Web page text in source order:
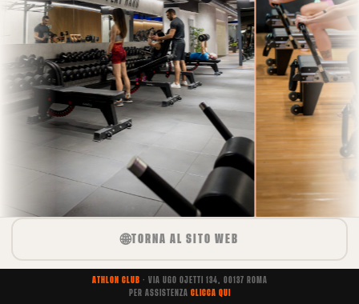
🌐TORNA AL SITO WEB
ATHLON CLUB · VIA UGO OJETTI 134, 00137 ROMA
PER ASSISTENZA CLICCA QUI